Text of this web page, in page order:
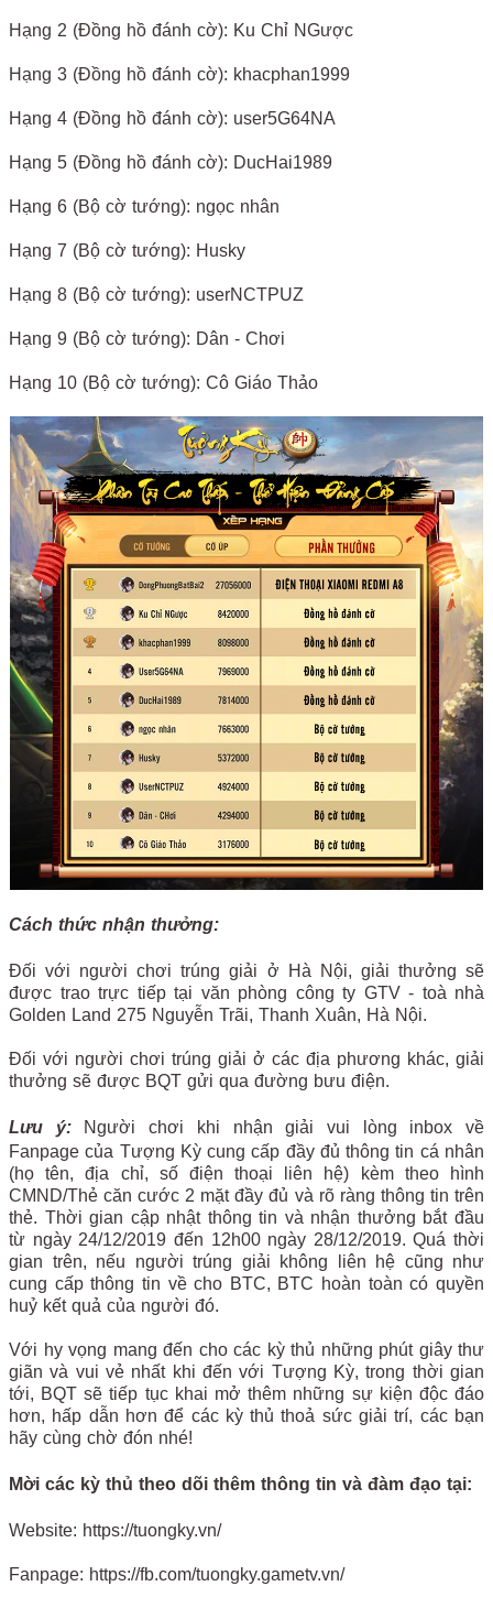
Hạng 2 (Đồng hồ đánh cờ): Ku Chỉ NGược
Hạng 3 (Đồng hồ đánh cờ): khacphan1999
Hạng 4 (Đồng hồ đánh cờ): user5G64NA
Hạng 5 (Đồng hồ đánh cờ): DucHai1989
Hạng 6 (Bộ cờ tướng): ngọc nhân
Hạng 7 (Bộ cờ tướng): Husky
Hạng 8 (Bộ cờ tướng): userNCTPUZ
Hạng 9 (Bộ cờ tướng): Dân - Chơi
Hạng 10 (Bộ cờ tướng): Cô Giáo Thảo
Cách thức nhận thưởng:
Đối với người chơi trúng giải ở Hà Nội, giải thưởng sẽ
được trao trực tiếp tại văn phòng công ty GTV - toà nhà
Golden Land 275 Nguyễn Trãi, Thanh Xuân, Hà Nội.
Đối với người chơi trúng giải ở các địa phương khác, giải
thưởng sẽ được BQT gửi qua đường bưu điện.
Lưu ý: Người chơi khi nhận giải vui lòng inbox về
Fanpage của Tượng Kỳ cung cấp đầy đủ thông tin cá nhân
(họ tên, địa chỉ, số điện thoại liên hệ) kèm theo hình
CMND/Thẻ căn cước 2 mặt đầy đủ và rõ ràng thông tin trên
thẻ. Thời gian cập nhật thông tin và nhận thưởng bắt đầu
từ ngày 24/12/2019 đến 12h00 ngày 28/12/2019. Quá thời
gian trên, nếu người trúng giải không liên hệ cũng như
cung cấp thông tin về cho BTC, BTC hoàn toàn có quyền
huỷ kết quả của người đó.
Với hy vọng mang đến cho các kỳ thủ những phút giây thư
giãn và vui vẻ nhất khi đến với Tượng Kỳ, trong thời gian
tới, BQT sẽ tiếp tục khai mở thêm những sự kiện độc đáo
hơn, hấp dẫn hơn để các kỳ thủ thoả sức giải trí, các bạn
hãy cùng chờ đón nhé!
Mời các kỳ thủ theo dõi thêm thông tin và đàm đạo tại:
Website: https://tuongky.vn/
Fanpage: https://fb.com/tuongky.gametv.vn/